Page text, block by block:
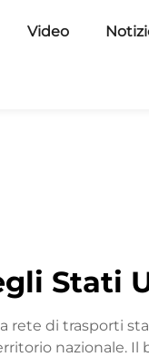
Video
Stati
di trasporti
nazionale. Il